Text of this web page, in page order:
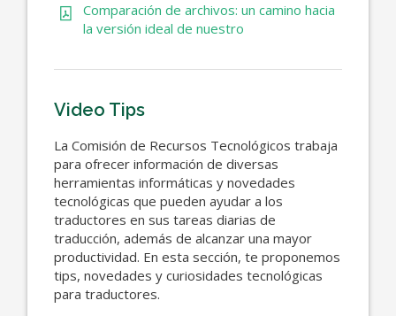
Comparación de archivos: un camino hacia
la versión ideal de nuestro
Video Tips
La Comisión de Recursos Tecnológicos trabaja
para ofrecer información de diversas
herramientas informáticas y novedades
tecnológicas que pueden ayudar a los
traductores en sus tareas diarias de
traducción, además de alcanzar una mayor
productividad. En esta sección, te proponemos
tips, novedades y curiosidades tecnológicas
para traductores.